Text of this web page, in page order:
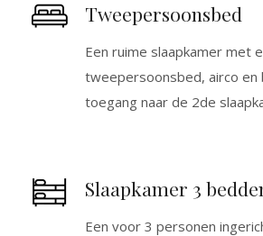
Tweepersoonsbed
Een ruime slaapkamer met
tweepersoonsbed, airco en
toegang naar de 2de
Slaapkamer 3
Een voor 3 personen